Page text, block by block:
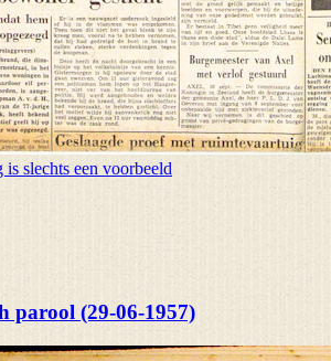
slechts een voorbeeld
parool (29-06-1957)